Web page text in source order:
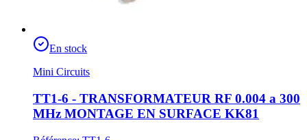
En stock
Mini Circuits
TT1-6 - TRANSFORMATEUR RF 0.004 a 300
MHz MONTAGE EN SURFACE KK81